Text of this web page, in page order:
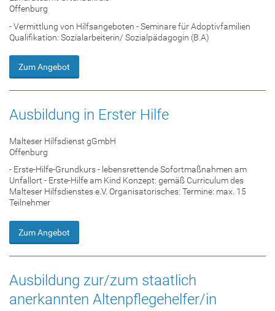
Offenburg
- Vermittlung von Hilfsangeboten - Seminare für Adoptivfamilien
Qualifikation: Sozialarbeiterin/ Sozialpädagogin (B.A)
Zum Angebot
Ausbildung in Erster Hilfe
Malteser Hilfsdienst gGmbH
Offenburg
- Erste-Hilfe-Grundkurs - lebensrettende Sofortmaßnahmen am
Unfallort - Erste-Hilfe am Kind Konzept: gemäß Curriculum des
Malteser Hilfsdienstes e.V. Organisatorisches: Termine: max. 15
Teilnehmer
Zum Angebot
Ausbildung zur/zum staatlich
anerkannten Altenpflegehelfer/in